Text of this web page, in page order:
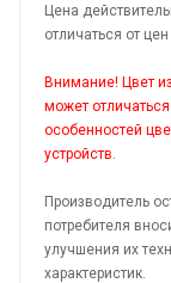
Цена
отличаться от
Внимание! Цвет
может
особенностей
устройств.
Производитель
потребителя
улучшения их
характеристик.